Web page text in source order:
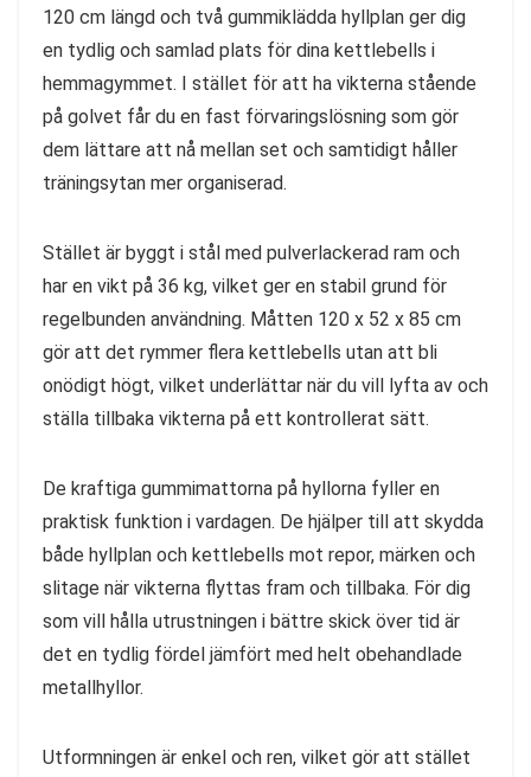
120 cm längd och två gummiklädda hyllplan ger dig
en tydlig och samlad plats för dina kettlebells i
hemmagymmet. I stället för att ha vikterna stående
på golvet får du en fast förvaringslösning som gör
dem lättare att nå mellan set och samtidigt håller
träningsytan mer organiserad.
Stället är byggt i stål med pulverlackerad ram och
har en vikt på 36 kg, vilket ger en stabil grund för
regelbunden användning. Måtten 120 x 52 x 85 cm
gör att det rymmer flera kettlebells utan att bli
onödigt högt, vilket underlättar när du vill lyfta av och
ställa tillbaka vikterna på ett kontrollerat sätt.
De kraftiga gummimattorna på hyllorna fyller en
praktisk funktion i vardagen. De hjälper till att skydda
både hyllplan och kettlebells mot repor, märken och
slitage när vikterna flyttas fram och tillbaka. För dig
som vill hålla utrustningen i bättre skick över tid är
det en tydlig fördel jämfört med helt obehandlade
metallhyllor.
Utformningen är enkel och ren, vilket gör att stället